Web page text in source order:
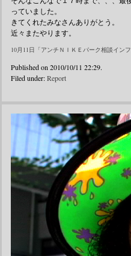
っていました。
きてくれたみなさんありがとう。
近々またやります。
10月11日「アンチＮＩＫＥパーク相談イン
Published on 2010/10/11 22:29.
Filed under:Report